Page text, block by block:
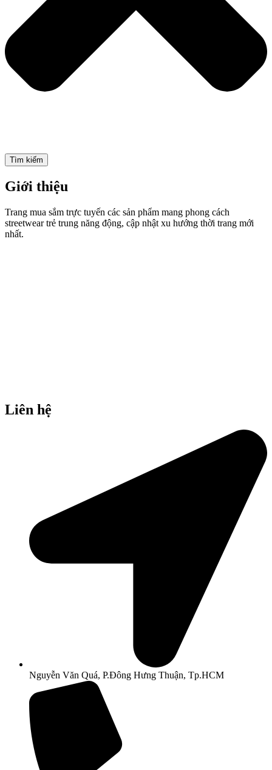
Tìm kiếm
Giới thiệu
Trang mua sắm trực tuyến các sản phẩm mang phong cách
streetwear trẻ trung năng động, cập nhật xu hướng thời trang mới
nhất.
Liên hệ
Nguyễn Văn Quá, P.Đông Hưng Thuận, Tp.HCM